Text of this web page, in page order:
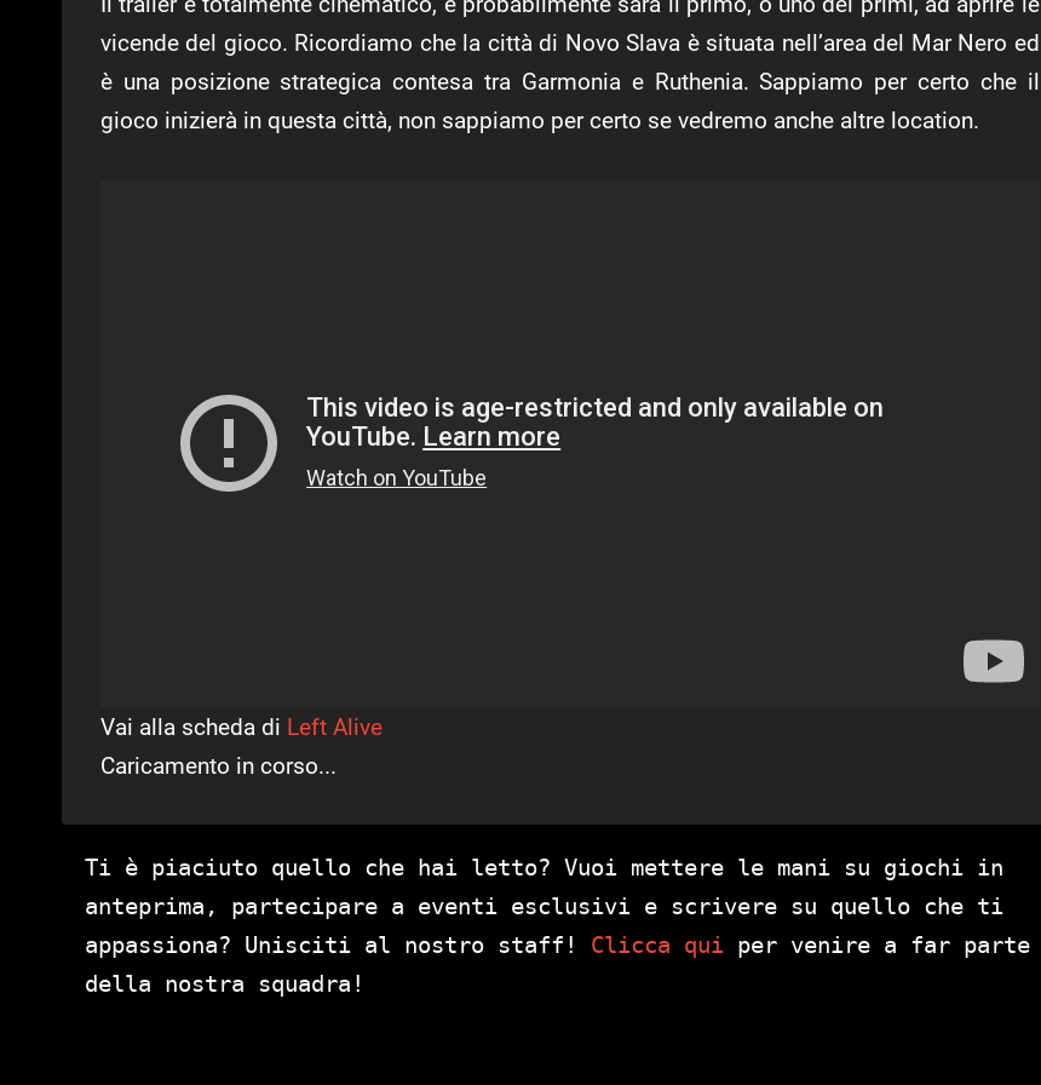
vicende del gioco. Ricordiamo che la città di Novo Slava è situata nell’area del Mar Nero ed
è una posizione strategica contesa tra Garmonia e Ruthenia. Sappiamo per certo che il
gioco inizierà in questa città, non sappiamo per certo se vedremo anche altre location.
Vai alla scheda di Left Alive
Caricamento in corso...
Ti è piaciuto quello che hai letto? Vuoi mettere le mani su giochi in
anteprima, partecipare a eventi esclusivi e scrivere su quello che ti
appassiona? Unisciti al nostro staff! Clicca qui per venire a far parte
della nostra squadra!